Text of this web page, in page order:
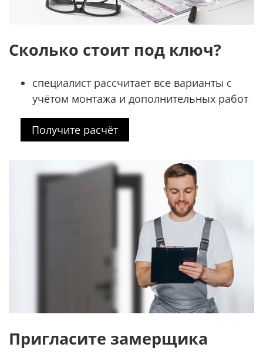
Сколько стоит под ключ?
специалист рассчитает все варианты с
учётом монтажа и дополнительных работ
Получите расчёт
Пригласите замерщика